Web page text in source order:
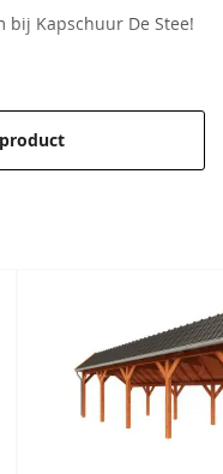
mm (halfrond)
Kapschuur De Stee!